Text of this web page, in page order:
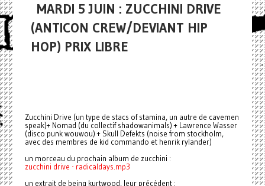
MARDI 5 JUIN : ZUCCHINI DRIVE
(ANTICON CREW/DEVIANT HIP
HOP) PRIX LIBRE
Zucchini Drive (un type de stacs of stamina, un autre de cavemen
speak)+ Nomad (du collectif shadowanimals) + Lawrence Wasser
(disco punk wouwou) + Skull Defekts (noise from stockholm,
avec des membres de kid commando et henrik rylander)
un morceau du prochain album de zucchini :
zucchini drive - radicaldays.mp3
un extrait de being kurtwood, leur précédent :